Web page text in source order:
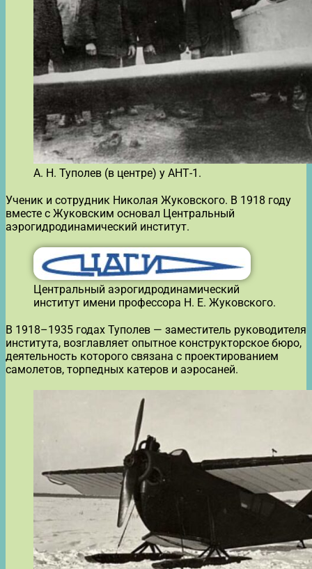
А. Н. Туполев (в центре) у АНТ-1.
Ученик и сотрудник Николая Жуковского. В 1918 году
вместе с Жуковским основал Центральный
аэрогидродинамический институт.
Центральный аэрогидродинамический
институт имени профессора Н. Е. Жуковского.
В 1918–1935 годах Туполев — заместитель руководителя
института, возглавляет опытное конструкторское бюро,
деятельность которого связана с проектированием
самолетов, торпедных катеров и аэросаней.